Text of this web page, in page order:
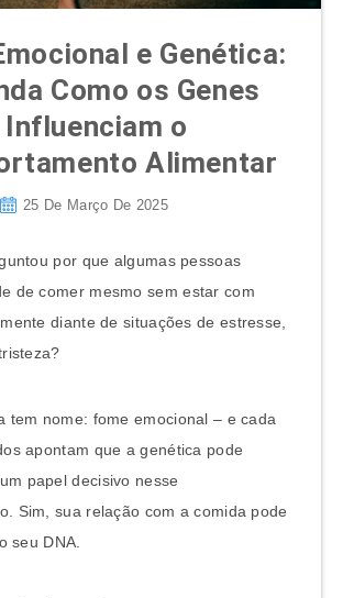
e Genética:
Como os Genes
Influenciam o
Alimentar
25 De Março De 2025
por que algumas pessoas
de comer mesmo sem estar com
diante de situações de estresse,
tem nome: fome emocional – e cada
apontam que a genética pode
papel decisivo nesse
Sim, sua relação com a comida pode
seu DNA.